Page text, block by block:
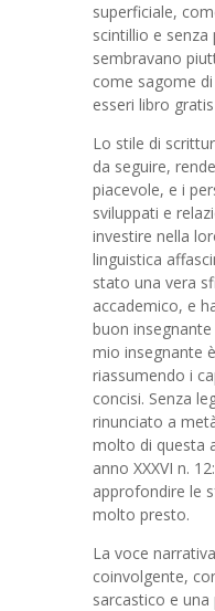
superficiale,
scintillio e
sembravano
come sagome
esseri libro
Lo stile di
da seguire,
piacevole, e i
sviluppati e
investire nella
linguistica
stato una vera
accademico, e
buon
mio insegnante
riassumendo i
concisi. Senza
rinunciato a
molto di questa
anno XXXVI n.
approfondire le
molto presto.
La voce
coinvolgente,
sarcastico e